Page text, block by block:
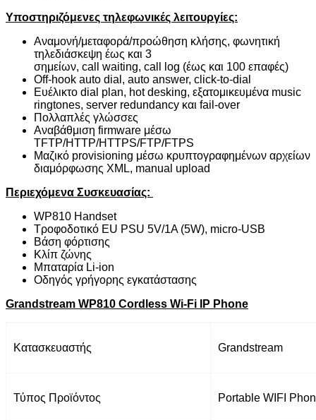
Υποστηριζόμενες τηλεφωνικές λειτουργίες:
Αναμονή/μεταφορά/προώθηση κλήσης, φωνητική
τηλεδιάσκεψη έως και 3
σημείων, call waiting, call log (έως και 100 επαφές)
Off-hook auto dial, auto answer, click-to-dial
Ευέλικτο dial plan, hot desking, εξατομικευμένα music
ringtones, server redundancy και fail-over
Πολλαπλές γλώσσες
Αναβάθμιση firmware μέσω
TFTP/HTTP/HTTPS/FTP/FTPS
Μαζικό provisioning μέσω κρυπτογραφημένων αρχείων
διαμόρφωσης XML, manual upload
Περιεχόμενα Συσκευασίας:
WP810 Handset
Τροφοδοτικό EU PSU 5V/1A (5W), micro-USB
Βάση φόρτισης
Κλίπ ζώνης
Μπαταρία Li-ion
Οδηγός γρήγορης εγκατάστασης
Grandstream WP810 Cordless Wi-Fi IP Phone
Κατασκευαστής Grandstream
Τύπος Προϊόντος Portable WIFI